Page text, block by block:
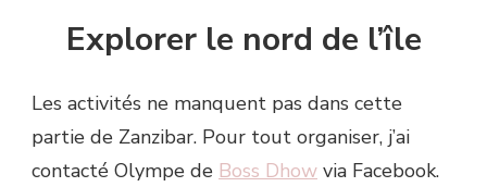
Explorer le nord de l’île
Les activités ne manquent pas dans cette
partie de Zanzibar. Pour tout organiser, j’ai
contacté Olympe de Boss Dhow via Facebook.